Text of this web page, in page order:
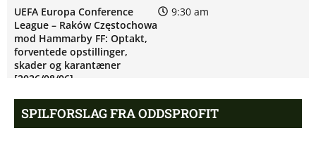
UEFA Europa Conference
League – Raków Częstochowa
mod Hammarby FF: Optakt,
forventede opstillinger,
skader og karantæner
[2026/08/06]
9:30 am
Superligaen – Sønderjyske
6:44 am
SPILFORSLAG FRA ODDSPROFIT